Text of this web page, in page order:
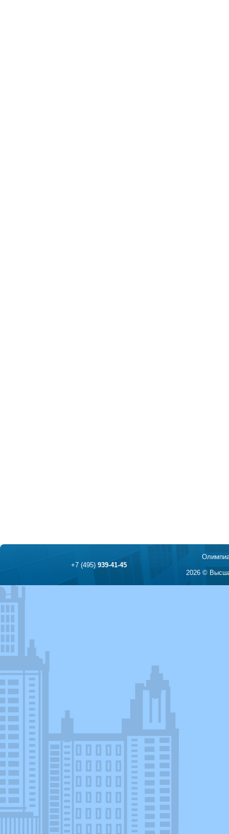
+7 (495)939-41-45
2026 ©